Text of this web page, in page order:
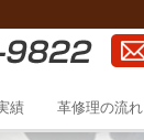
績 革修理の流れ